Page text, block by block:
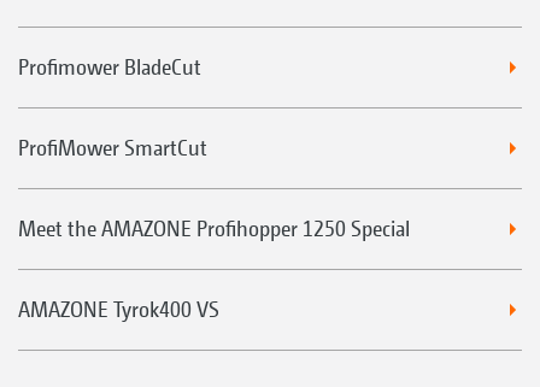
Profimower BladeCut
ProfiMower SmartCut
Meet the AMAZONE Profihopper 1250 Special
AMAZONE Tyrok400 VS